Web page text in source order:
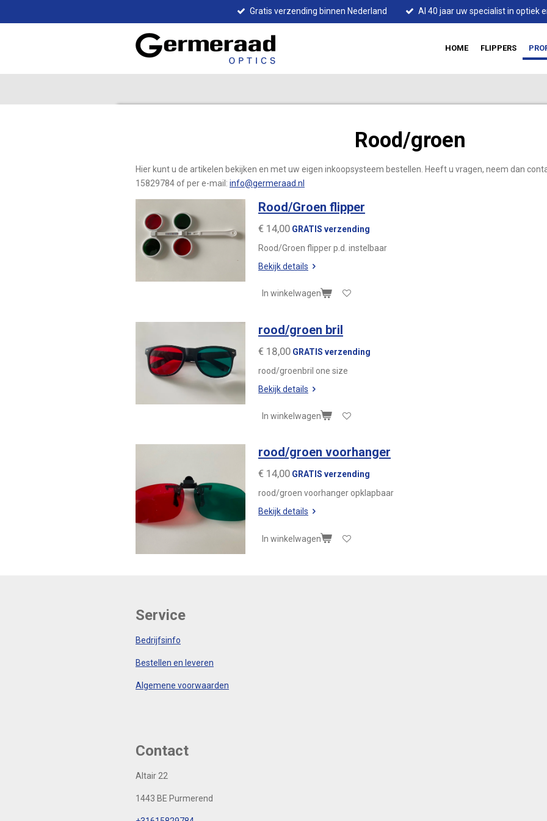
direct
Gratis verzending binnen Nederland Al 40 jaar uw specialist in optiek
HOME FLIPPERS
Rood/groen
Hier kunt u de artikelen bekijken en met uw eigen inkoopsysteem bestellen. Heeft u vragen, neem dan
15829784 of per e-mail: info@germeraad.nl
Rood/Groen flipper
€ 14,00 GRATIS verzending
Rood/Groen flipper p.d. instelbaar
Bekijk details
In winkelwagen
rood/groen bril
€ 18,00 GRATIS verzending
rood/groenbril one size
Bekijk details
In winkelwagen
rood/groen voorhanger
€ 14,00 GRATIS verzending
rood/groen voorhanger opklapbaar
Bekijk details
In winkelwagen
Service
Bedrijfsinfo
Bestellen en leveren
Algemene voorwaarden
Contact
Altair 22
1443 BE Purmerend